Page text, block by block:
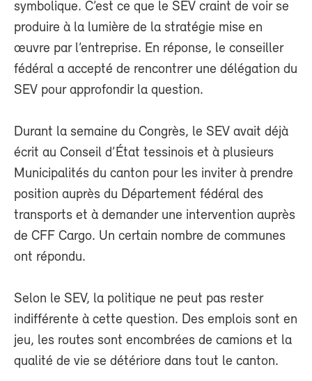
symbolique. C’est ce que le SEV craint de voir se
produire à la lumière de la stratégie mise en
œuvre par l’entreprise. En réponse, le conseiller
fédéral a accepté de rencontrer une délégation du
SEV pour approfondir la question.
Durant la semaine du Congrès, le SEV avait déjà
écrit au Conseil d’État tessinois et à plusieurs
Municipalités du canton pour les inviter à prendre
position auprès du Département fédéral des
transports et à demander une intervention auprès
de CFF Cargo. Un certain nombre de communes
ont répondu.
Selon le SEV, la politique ne peut pas rester
indifférente à cette question. Des emplois sont en
jeu, les routes sont encombrées de camions et la
qualité de vie se détériore dans tout le canton.